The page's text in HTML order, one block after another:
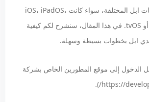
تطوير تطبيقات لمنصات ابل المختلفة، سواء كانت iOS، iPadOS،
macOS، watchOS أو tvOS. في هذا المقال، سنشرح لكم كيفية
ابل بخطوات بسيطة وسهلة.
الدخول إلى موقع المطورين الخاص بشركة